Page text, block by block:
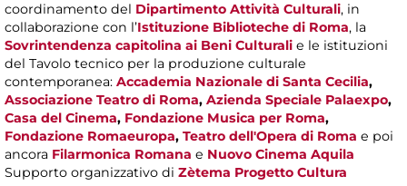
coordinamento del Dipartimento Attività Culturali, in
collaborazione con l’Istituzione Biblioteche di Roma, la
Sovrintendenza capitolina ai Beni Culturali e le istituzioni
del Tavolo tecnico per la produzione culturale
contemporanea: Accademia Nazionale di Santa Cecilia,
Associazione Teatro di Roma, Azienda Speciale Palaexpo,
Casa del Cinema, Fondazione Musica per Roma,
Fondazione Romaeuropa, Teatro dell'Opera di Roma e poi
ancora Filarmonica Romana e Nuovo Cinema Aquila
Supporto organizzativo di Zètema Progetto Cultura